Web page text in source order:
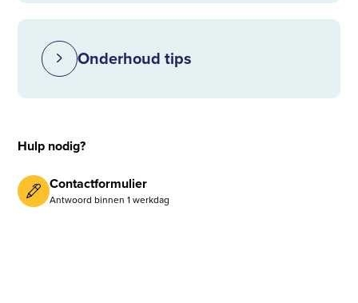
Onderhoud tips
Hulp nodig?
Contactformulier
Antwoord binnen 1 werkdag